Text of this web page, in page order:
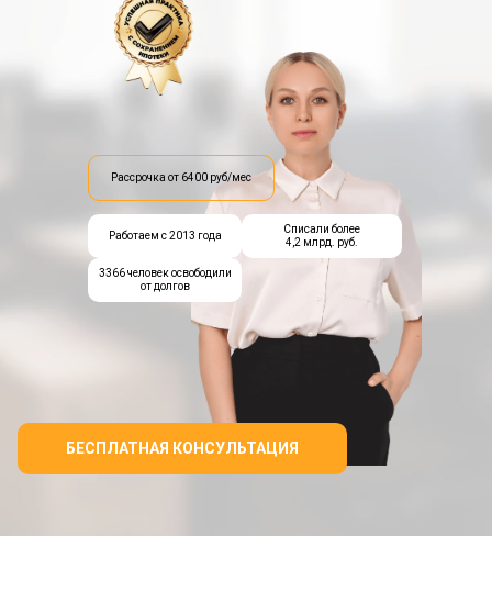
Рассрочка от 6400 руб/мес
БЕСПЛАТНАЯ КОНСУЛЬТАЦИЯ
Работаем с 2013 года
Списали более
4,2 млрд. руб.
3366 человек освободили
от долгов